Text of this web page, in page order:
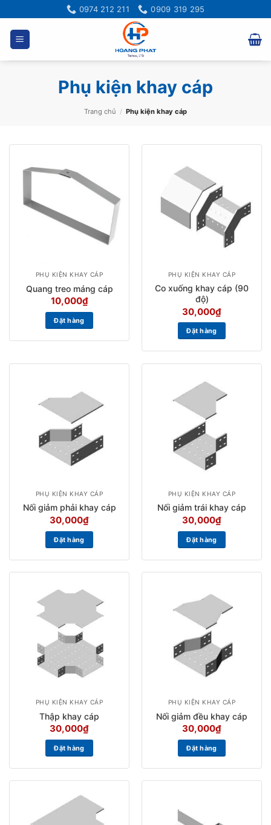
qua
dung
0974 212 211 0909 319 295
Phụ kiện khay cáp
Trang chủ / Phụ kiện khay cáp
PHỤ KIỆN KHAY CÁP
Quang treo máng cáp
10,000₫
Đặt hàng
PHỤ KIỆN KHAY CÁP
Co xuống khay cáp (90
độ)
30,000₫
Đặt hàng
PHỤ KIỆN KHAY CÁP
Nối giảm phải khay cáp
30,000₫
Đặt hàng
PHỤ KIỆN KHAY CÁP
Nối giảm trái khay cáp
30,000₫
Đặt hàng
PHỤ KIỆN KHAY CÁP
Thập khay cáp
30,000₫
Đặt hàng
PHỤ KIỆN KHAY CÁP
Nối giảm đều khay cáp
30,000₫
Đặt hàng